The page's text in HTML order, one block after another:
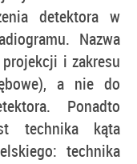
detektora w
Nazwa
i zakresu
a nie do
Ponadto
technika kąta
technika